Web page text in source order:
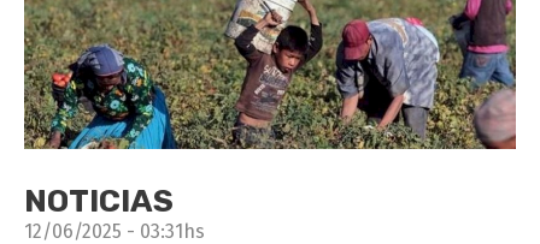
NOTICIAS
12/06/2025 - 03:31hs